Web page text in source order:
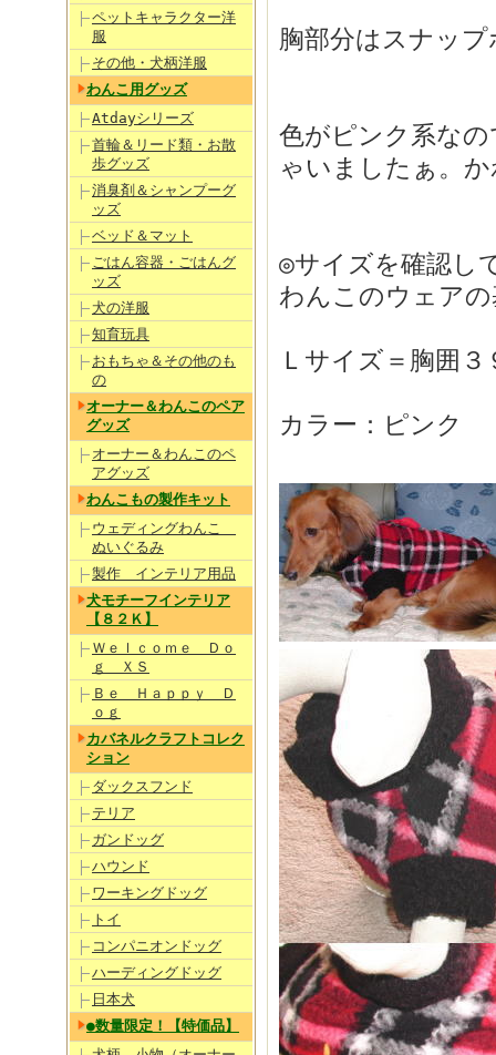
ペットキャラクター洋
服
その他・犬柄洋服
わんこ用グッズ
Atdayシリーズ
首輪＆リード類・お散
歩グッズ
消臭剤＆シャンプーグ
ッズ
ベッド＆マット
ごはん容器・ごはんグ
ッズ
犬の洋服
知育玩具
おもちゃ＆その他のも
の
オーナー＆わんこのペア
グッズ
オーナー＆わんこのペ
アグッズ
わんこもの製作キット
ウェディングわんこ
ぬいぐるみ
製作 インテリア用品
犬モチーフインテリア
【８２Ｋ】
Ｗｅｌｃｏｍｅ Ｄｏ
ｇ ＸＳ
Ｂｅ Ｈａｐｐｙ Ｄ
ｏｇ
カバネルクラフトコレク
ション
ダックスフンド
テリア
ガンドッグ
ハウンド
ワーキングドッグ
トイ
コンパニオンドッグ
ハーディングドッグ
日本犬
●数量限定！【特価品】
胸部分はスナッ
色がピンク系な
ゃいましたぁ。
◎サイズを確認し
わんこのウェア
Ｌサイズ＝胸囲
カラー：ピンク